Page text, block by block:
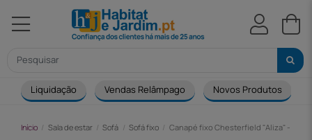
Liquidação Vendas Relâmpago Novos Produtos
Início Sala de estar Sofá Sofá fixo Canapé fixo Chesterfield "Aliza" - 204 x